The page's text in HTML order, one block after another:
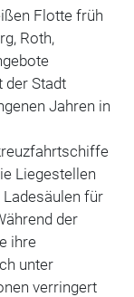
Flotte früh
Roth,
der Stadt
Jahren in
Liegestellen
für
der
ihre
unter
verringert